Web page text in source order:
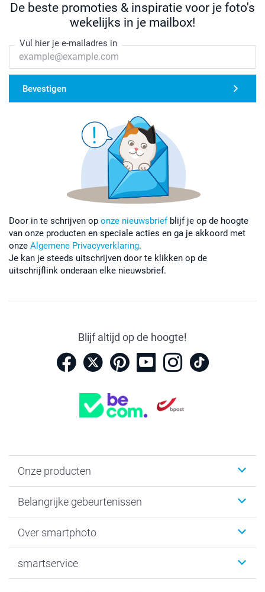
De beste promoties & inspiratie voor je foto's
wekelijks in je mailbox!
Vul hier je e-mailadres in
Bevestigen
Door in te schrijven op onze nieuwsbriefblijf je op de hoogte
van onze producten en speciale acties en ga je akkoord met
onze Algemene Privacyverklaring.
Je kan je steeds uitschrijven door te klikken op de
uitschrijflink onderaan elke nieuwsbrief.
Blijf altijd op de hoogte!
Onze producten
Fotogeschenken
Fotoprints, Fotoposter & Fotoalbum met fotoprints
MyNameBook
Belangrijke gebeurtenissen
Baby
Communie- en Lentefeest
Over smartphoto
Duurzaamheid
smartservice